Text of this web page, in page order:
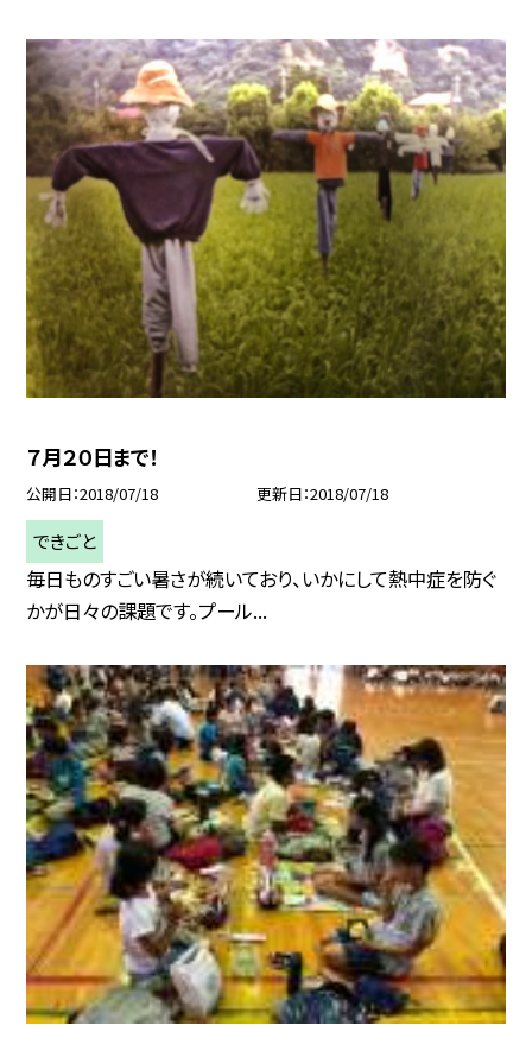
７月２０日まで！
公開日 2018/07/18 更新日 2018/07/18
できごと
毎日ものすごい暑さが続いており、いかにして熱中症を防ぐ
かが日々の課題です。プール...